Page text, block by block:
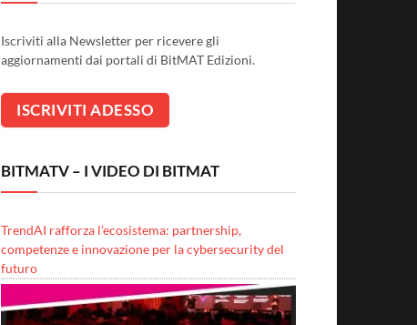
Iscriviti alla Newsletter per ricevere gli
aggiornamenti dai portali di BitMAT Edizioni.
BITMATV – I VIDEO DI BITMAT
TrendAI rafforza l’ecosistema: partnership,
competenze e innovazione per la cybersecurity del
futuro